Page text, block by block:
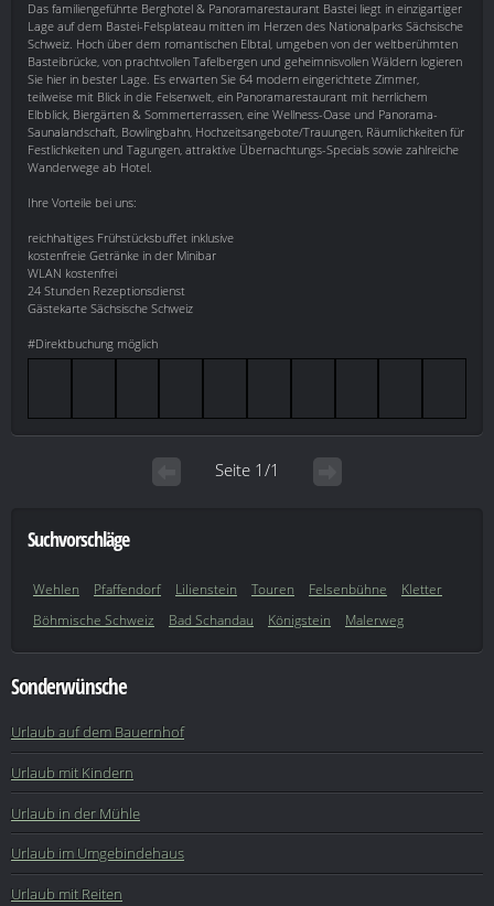
Das familiengeführte Berghotel & Panoramarestaurant Bastei liegt in einzigartiger
Lage auf dem Bastei-Felsplateau mitten im Herzen des Nationalparks Sächsische
Schweiz. Hoch über dem romantischen Elbtal, umgeben von der weltberühmten
Basteibrücke, von prachtvollen Tafelbergen und geheimnisvollen Wäldern logieren
Sie hier in bester Lage. Es erwarten Sie 64 modern eingerichtete Zimmer,
teilweise mit Blick in die Felsenwelt, ein Panoramarestaurant mit herrlichem
Elbblick, Biergärten & Sommerterrassen, eine Wellness-Oase und Panorama-
Saunalandschaft, Bowlingbahn, Hochzeitsangebote/Trauungen, Räumlichkeiten für
Festlichkeiten und Tagungen, attraktive Übernachtungs-Specials sowie zahlreiche
Wanderwege ab Hotel.
Ihre Vorteile bei uns:
reichhaltiges Frühstücksbuffet inklusive
kostenfreie Getränke in der Minibar
WLAN kostenfrei
24 Stunden Rezeptionsdienst
Gästekarte Sächsische Schweiz
#Direktbuchung möglich
Seite 1/1
Suchvorschläge
Wehlen Pfaffendorf Lilienstein Touren Felsenbühne
Kletter
Böhmische Schweiz
Bad Schandau Königstein Malerweg
Sonderwünsche
Urlaub auf dem Bauernhof
Urlaub mit Kindern
Urlaub in der Mühle
Urlaub im Umgebindehaus
Urlaub mit Reiten